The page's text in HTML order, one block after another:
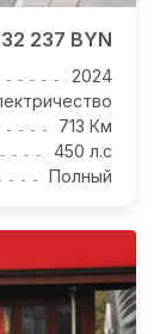
237 BYN
2024
713 Км
450 л.с
Полный